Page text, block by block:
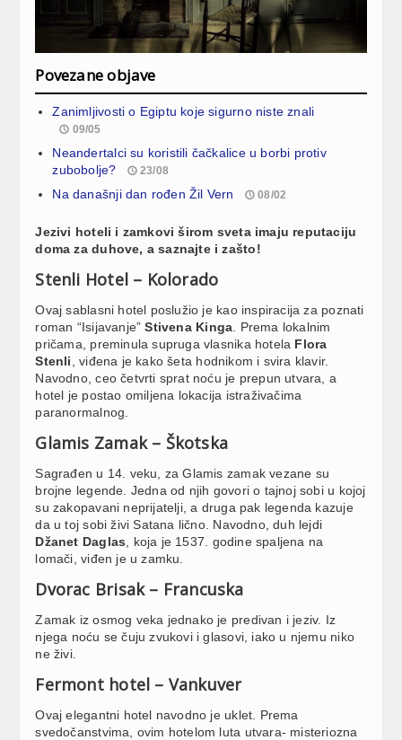
Povezane objave
Zanimljivosti o Egiptu koje sigurno niste znali
09/05
Neandertalci su koristili čačkalice u borbi protiv
zubobolje?
23/08
Na današnji dan rođen Žil Vern 08/02
Jezivi hoteli i zamkovi širom sveta imaju reputaciju
doma za duhove, a saznajte i zašto!
Stenli Hotel – Kolorado
Ovaj sablasni hotel poslužio je kao inspiracija za poznati
roman “Isijavanje”Stivena Kinga . Prema lokalnim
pričama, preminula supruga vlasnika hotela Flora
Stenli
, viđena je kako šeta hodnikom i svira klavir.
Navodno, ceo četvrti sprat noću je prepun utvara, a
hotel je postao omiljena lokacija istraživačima
paranormalnog.
Glamis Zamak – Škotska
Sagrađen u 14. veku, za Glamis zamak vezane su
brojne legende. Jedna od njih govori o tajnoj sobi u kojoj
su zakopavani neprijatelji, a druga pak legenda kazuje
da u toj sobi živi Satana lično. Navodno, duh lejdi
Džanet Daglas , koja je 1537. godine spaljena na
lomači, viđen je u zamku.
Dvorac Brisak – Francuska
Zamak iz osmog veka jednako je predivan i jeziv. Iz
njega noću se čuju zvukovi i glasovi, iako u njemu niko
ne živi.
Fermont hotel – Vankuver
Ovaj elegantni hotel navodno je uklet. Prema
svedočanstvima, ovim hotelom luta utvara- misteriozna